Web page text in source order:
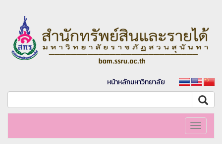
หน้าหลักมหาวิทยาลัย
Toggle